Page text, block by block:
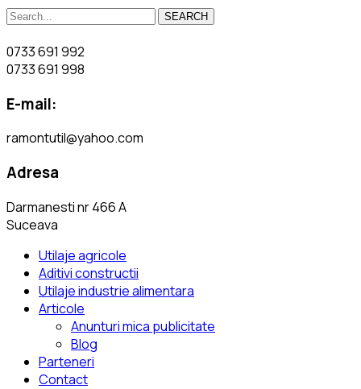
SEARCH
0733 691 992
0733 691 998
E-mail:
ramontutil@yahoo.com
Adresa
Darmanesti nr 466 A
Suceava
Utilaje agricole
Aditivi constructii
Utilaje industrie alimentara
Articole
Anunturi mica publicitate
Blog
Parteneri
Contact